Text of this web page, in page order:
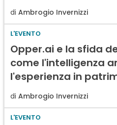
di Ambrogio Invernizzi
L'EVENTO
Opper.ai e la sfida
come l'intelligenza
l'esperienza in
di Ambrogio Invernizzi
L'EVENTO